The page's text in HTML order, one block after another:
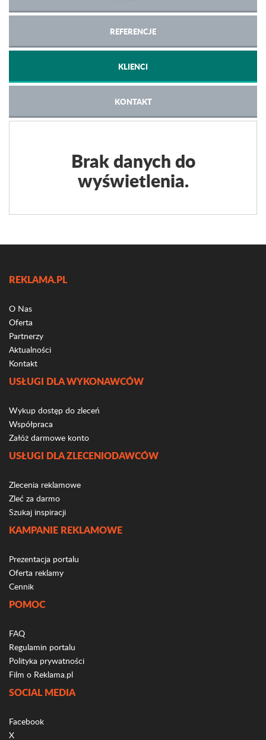
REFERENCJE
KLIENCI
KONTAKT
Brak danych do
wyświetlenia.
REKLAMA.PL
O Nas
Oferta
Partnerzy
Aktualności
Kontakt
USŁUGI DLA WYKONAWCÓW
Wykup dostęp do zleceń
Współpraca
Załóż darmowe konto
USŁUGI DLA ZLECENIODAWCÓW
Zlecenia reklamowe
Zleć za darmo
Szukaj inspiracji
KAMPANIE REKLAMOWE
Prezentacja portalu
Oferta reklamy
Cennik
POMOC
FAQ
Regulamin portalu
Polityka prywatności
Film o Reklama.pl
SOCIAL MEDIA
Facebook
X